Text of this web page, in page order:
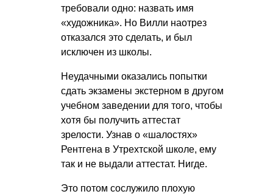
требовали одно: назвать имя
«художника». Но Вилли наотрез
отказался это сделать, и был
исключен из школы.
Неудачными оказались попытки
сдать экзамены экстерном в другом
учебном заведении для того, чтобы
хотя бы получить аттестат
зрелости. Узнав о «шалостях»
Рентгена в Утрехтской школе, ему
так и не выдали аттестат. Нигде.
Это потом сослужило плохую